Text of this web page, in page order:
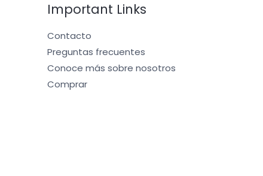
Important Links
Contacto
Preguntas frecuentes
Conoce más sobre nosotros
Comprar